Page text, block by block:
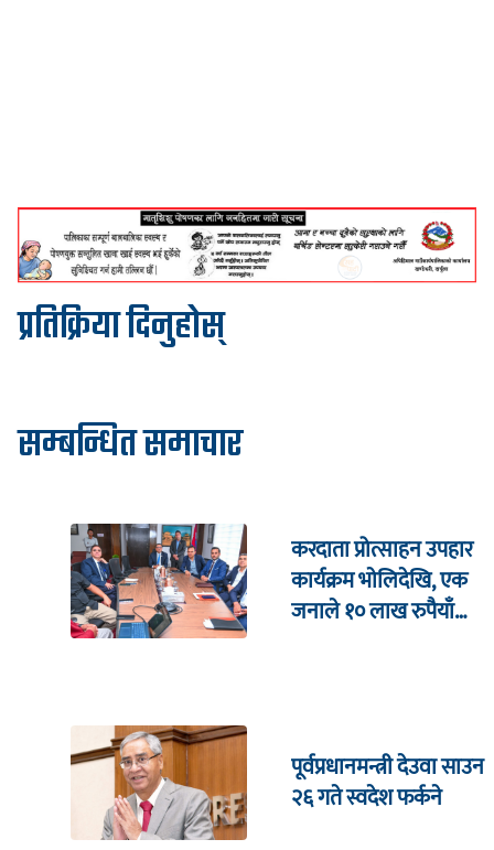
प्रतिक्रिया दिनुहोस्
सम्बन्धित समाचार
करदाता प्रोत्साहन उपहार
कार्यक्रम भाेलिदेखि, एक
जनाले १० लाख रुपैयाँ
पूर्वप्रधानमन्त्री देउवा साउन
२६ गते स्वदेश फर्कने